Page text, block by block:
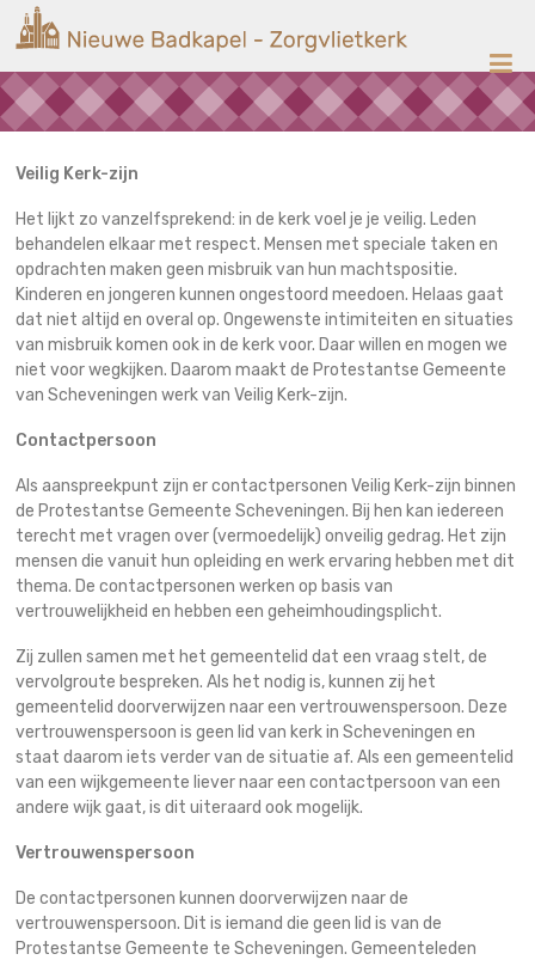
naar
inhoud
Nieuwe
Badkapel
Kerk
Scheveningen
Veilig Kerk-zijn
Het lijkt zo vanzelfsprekend: in de kerk voel je je veilig. Leden
behandelen elkaar met respect. Mensen met speciale taken en
opdrachten maken geen misbruik van hun machtspositie.
Kinderen en jongeren kunnen ongestoord meedoen. Helaas gaat
dat niet altijd en overal op. Ongewenste intimiteiten en situaties
van misbruik komen ook in de kerk voor. Daar willen en mogen we
niet voor wegkijken. Daarom maakt de Protestantse Gemeente
van Scheveningen werk van Veilig Kerk-zijn.
Contactpersoon
Als aanspreekpunt zijn er contactpersonen Veilig Kerk-zijn binnen
de Protestantse Gemeente Scheveningen. Bij hen kan iedereen
terecht met vragen over (vermoedelijk) onveilig gedrag. Het zijn
mensen die vanuit hun opleiding en werk ervaring hebben met dit
thema. De contactpersonen werken op basis van
vertrouwelijkheid en hebben een geheimhoudingsplicht.
Zij zullen samen met het gemeentelid dat een vraag stelt, de
vervolgroute bespreken. Als het nodig is, kunnen zij het
gemeentelid doorverwijzen naar een vertrouwenspersoon. Deze
vertrouwenspersoon is geen lid van kerk in Scheveningen en
staat daarom iets verder van de situatie af. Als een gemeentelid
van een wijkgemeente liever naar een contactpersoon van een
andere wijk gaat, is dit uiteraard ook mogelijk.
Vertrouwenspersoon
De contactpersonen kunnen doorverwijzen naar de
vertrouwenspersoon. Dit is iemand die geen lid is van de
Protestantse Gemeente te Scheveningen. Gemeenteleden